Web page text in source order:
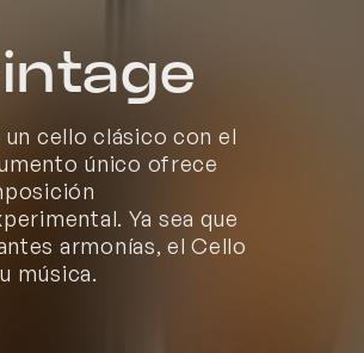
cello clásico con el
único ofrece
Ya sea que
armonías, el Cello
música.